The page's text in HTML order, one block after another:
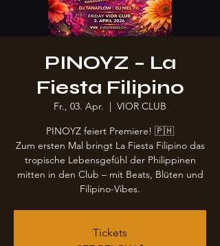
PINOYZ – La
Fiesta Filipino
Fr., 03. Apr.
  |
VIOR CLUB
PINOYZ feiert Premiere! 🇵🇭
Zum ersten Mal bringt La Fiesta Filipino das
tropische Lebensgefühl der Philippinen
mitten in den Club – mit Beats, Blüten und
Filipino-Vibes.
Tickets